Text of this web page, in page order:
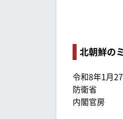
北朝鮮の
令和8年1月
防衛省
内閣官房